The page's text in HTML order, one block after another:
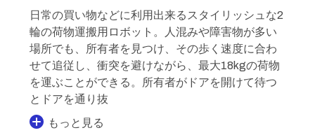
日常の買い物などに利用出来るスタイリッシュな2
輪の荷物運搬用ロボット。人混みや障害物が多い
場所でも、所有者を見つけ、その歩く速度に合わ
せて追従し、衝突を避けながら、最大18kgの荷物
を運ぶことができる。所有者がドアを開けて待つ
とドアを通り抜
もっと見る